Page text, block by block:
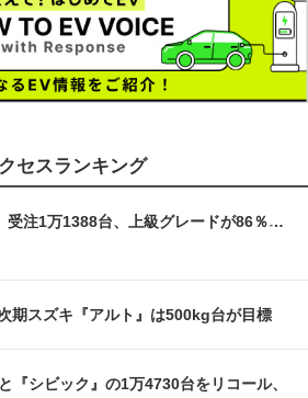
セスランキング
受注1万1388台、上級グレードが86％…
期スズキ『アルト』は500kg台が目標
『シビック』の1万4730台をリコール、